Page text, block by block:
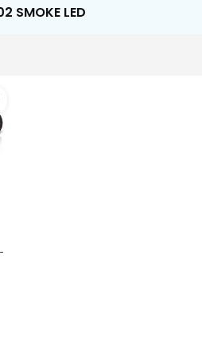
SMOKE LED